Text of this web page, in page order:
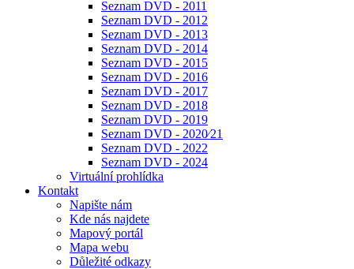
Seznam DVD - 2011
Seznam DVD - 2012
Seznam DVD - 2013
Seznam DVD - 2014
Seznam DVD - 2015
Seznam DVD - 2016
Seznam DVD - 2017
Seznam DVD - 2018
Seznam DVD - 2019
Seznam DVD - 2020⁄21
Seznam DVD - 2022
Seznam DVD - 2024
Virtuální prohlídka
Kontakt
Napište nám
Kde nás najdete
Mapový portál
Mapa webu
Důležité odkazy